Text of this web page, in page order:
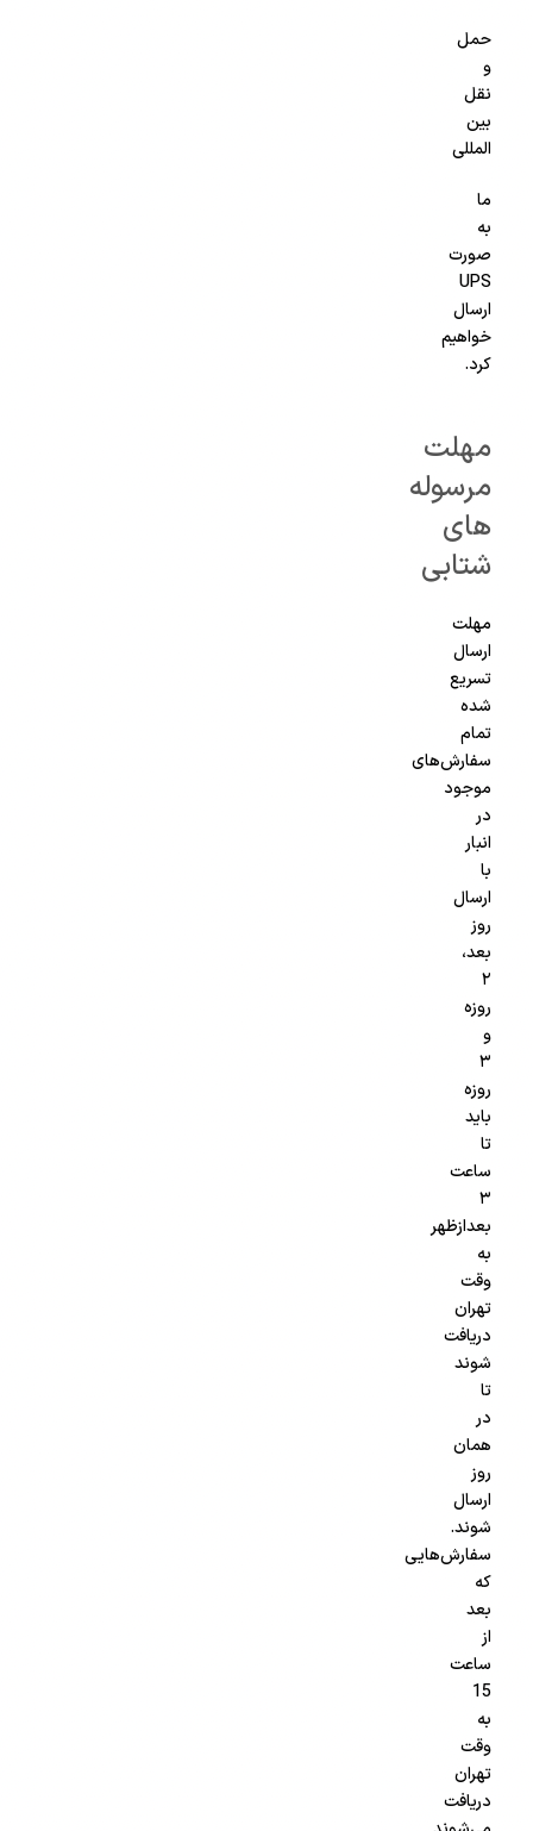
حمل
و
نقل
بین
المللی
ما
به
صورت
UPS
ارسال
خواهیم
کرد.
مهلت
مرسوله
های
شتابی
مهلت
ارسال
تسریع
شده
تمام
سفارش‌های
موجود
در
انبار
با
ارسال
روز
بعد،
۲
روزه
و
۳
روزه
باید
تا
ساعت
۳
بعدازظهر
به
وقت
تهران
دریافت
شوند
تا
در
همان
روز
ارسال
شوند.
سفارش‌هایی
که
بعد
از
ساعت
15
به
وقت
تهران
دریافت